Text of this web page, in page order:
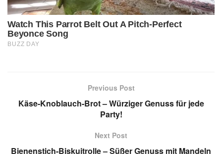
Previous Post
Käse-Knoblauch-Brot – Würziger Genuss für jede
Party!
Next Post
Bienenstich-Biskuitrolle – Süßer Genuss mit Mandeln